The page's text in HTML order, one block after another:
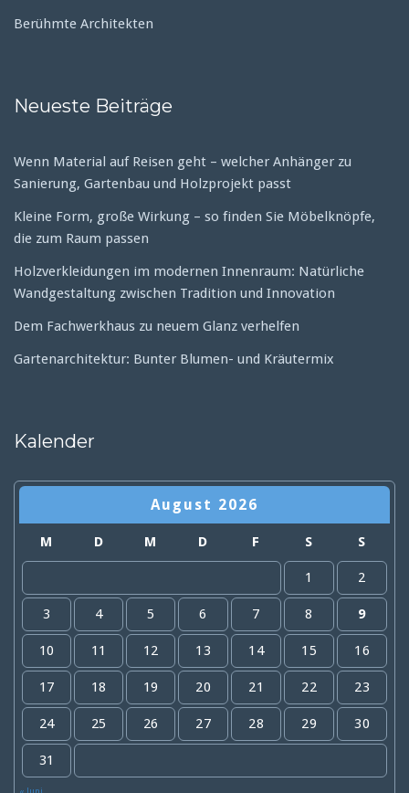
Berühmte Architekten
Neueste Beiträge
Wenn Material auf Reisen geht – welcher Anhänger zu
Sanierung, Gartenbau und Holzprojekt passt
Kleine Form, große Wirkung – so finden Sie Möbelknöpfe,
die zum Raum passen
Holzverkleidungen im modernen Innenraum: Natürliche
Wandgestaltung zwischen Tradition und Innovation
Dem Fachwerkhaus zu neuem Glanz verhelfen
Gartenarchitektur: Bunter Blumen- und Kräutermix
Kalender
August 2026
M D M D F S S
1 2
3 4 5 6 7 8 9
10 11 12 13 14 15 16
17 18 19 20 21 22 23
24 25 26 27 28 29 30
31